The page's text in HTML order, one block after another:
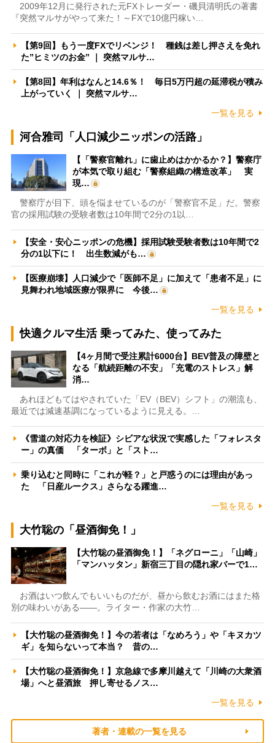
2009年12月に発行された元FXトレーダー・磯貝清明氏の著書
『突然マルサがやって来た！～FXで10億円稼い…
【第9回】もう一度FXでリベンジ！ 種銭は差し押さえを免れ
た”ヒミツのお金” ｜ 突然マルサ…
【第8回】年利はなんと14.6％！ 毎日5万円超の延滞税が積み
上がっていく ｜ 突然マルサ…
一覧を見る
河合雅司「人口減少ニッポンの活路」
【「警察官離れ」に歯止めはかかるか？】警察庁
が本気で取り組む「警察組織の構造改革」 実
現…
警察庁が目下、頭を悩ませているのが「警察官不足」だ。警察
官の採用試験の受験者数は10年間で2分の1以…
【安全・安心ニッポンの危機】採用試験受験者数は10年間で2
分の1以下に！ 出生数減がも…
【医療崩壊】人口減少で「医師不足」に加えて「患者不足」に
見舞われ地域医療が限界に 今後…
一覧を見る
快適クルマ生活 乗ってみた、使ってみた
【4ヶ月間で受注累計6000台】BEV普及の障壁と
なる「航続距離の不安」「充電のストレス」解
消…
あれほどもてはやされていた「EV（BEV）シフト」の潮流も、
最近では減速基調になっているように見える。…
《雪道の対応力を検証》シビアな状況で実感した「フォレスタ
ー」の真価 「ターボ」と「スト…
乗り込むと同時に「これが軽？」と戸惑うのには理由があっ
た 「日産ルークス」さらなる躍進…
一覧を見る
大竹聡の「昼酒御免！」
【大竹聡の昼酒御免！】「ネグローニ」「山崎」
「マンハッタン」新宿三丁目の隠れ家バーで1…
お酒はいつ飲んでもいいものだが、昼から飲むお酒にはまた格
別の味わいがある――。ライター・作家の大竹…
【大竹聡の昼酒御免！】今の若者は「なめろう」や「キヌカツ
ギ」を知らないって本当？ 昔の…
【大竹聡の昼酒御免！】京急線で多摩川越えて「川崎の大衆酒
場」へと昼酒旅 押し寄せるノス…
一覧を見る
著者・連載の一覧を見る